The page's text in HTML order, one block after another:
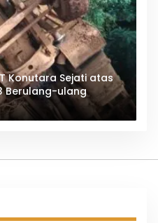
Konutara Sejati atas
Berulang-ulang